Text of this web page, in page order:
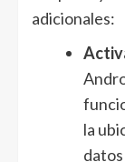
adicionales:
la